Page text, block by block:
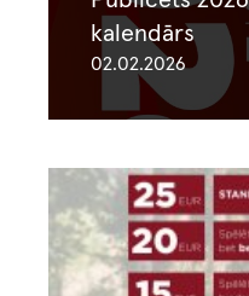
kalendārs
02.02.2026
Image